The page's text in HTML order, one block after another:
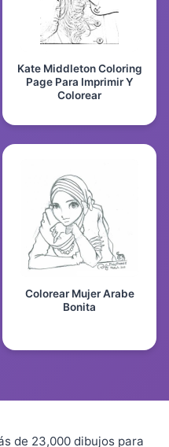
Kate Middleton Coloring
Page Para Imprimir Y
Colorear
Colorear Mujer Arabe
Bonita
de 23,000 dibujos para